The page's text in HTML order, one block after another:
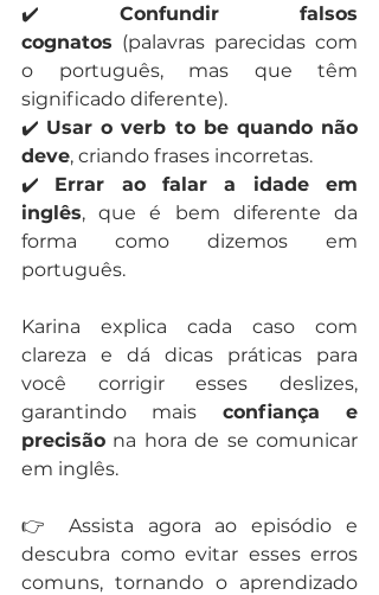
✔️ Confundir falsos
cognatos (palavras parecidas com
o português, mas que têm
significado diferente).
✔️ Usar o verb to be quando não
deve, criando frases incorretas.
✔️ Errar ao falar a idade em
inglês, que é bem diferente da
forma como dizemos em
português.
Karina explica cada caso com
clareza e dá dicas práticas para
você corrigir esses deslizes,
garantindo mais confiança e
precisão na hora de se comunicar
em inglês.
👉 Assista agora ao episódio e
descubra como evitar esses erros
comuns, tornando o aprendizado